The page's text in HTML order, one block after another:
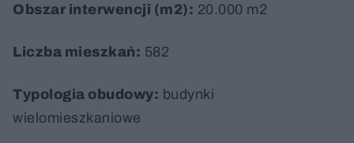
Obszar interwencji (m2): 20.000 m2
Liczba mieszkań: 582
Typologia obudowy: budynki
wielomieszkaniowe